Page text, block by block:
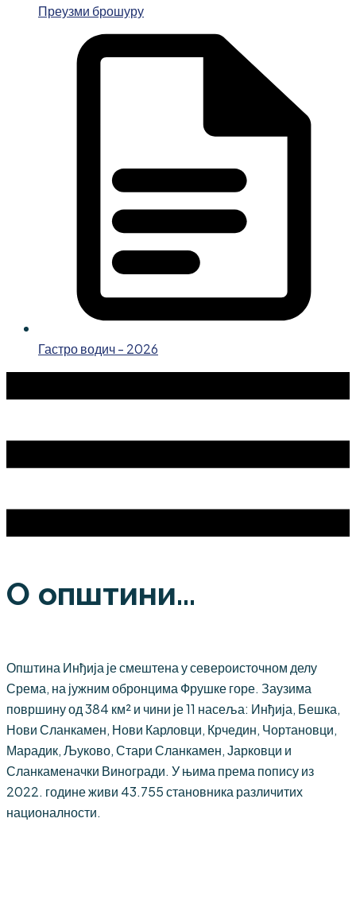
Преузми брошуру
Гастро водич - 2026
О општини...
Општина Инђија је смештена у североисточном делу
Срема, на јужним обронцима Фрушке горе. Заузима
површину од 384 км² и чини је 11 насеља: Инђија, Бешка,
Нови Сланкамен, Нови Карловци, Крчедин, Чортановци,
Марадик, Љуково, Стари Сланкамен, Јарковци и
Сланкаменачки Виногради. У њима према попису из
2022. године живи 43.755 становника различитих
националности.